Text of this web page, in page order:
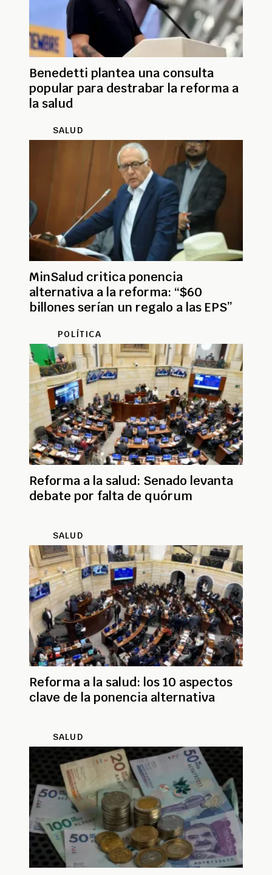
Benedetti plantea una consulta
popular para destrabar la reforma a
la salud
SALUD
MinSalud critica ponencia
alternativa a la reforma: “$60
billones serían un regalo a las EPS”
POLÍTICA
Reforma a la salud: Senado levanta
debate por falta de quórum
SALUD
Reforma a la salud: los 10 aspectos
clave de la ponencia alternativa
SALUD